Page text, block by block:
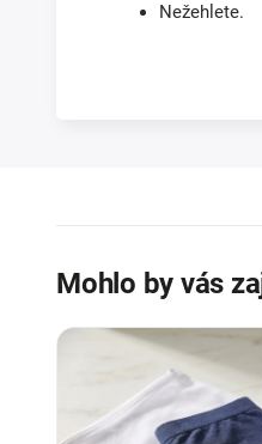
Nežehlete.
Mohlo by vás